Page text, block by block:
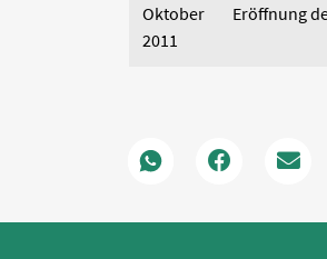
Oktober
2011
Eröffnung